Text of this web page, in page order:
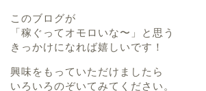
このブログが
「稼ぐってオモロいな〜」と思う
きっかけになれば嬉しいです！
興味をもっていただけましたら
いろいろのぞいてみてください。